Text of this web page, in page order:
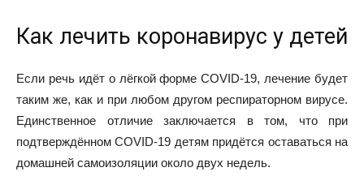
Как лечить коронавирус у детей
Если речь идёт о лёгкой форме COVID-19, лечение будет
таким же, как и при любом другом респираторном вирусе.
Единственное отличие заключается в том, что при
подтверждённом COVID-19 детям придётся оставаться на
домашней самоизоляции около двух недель.